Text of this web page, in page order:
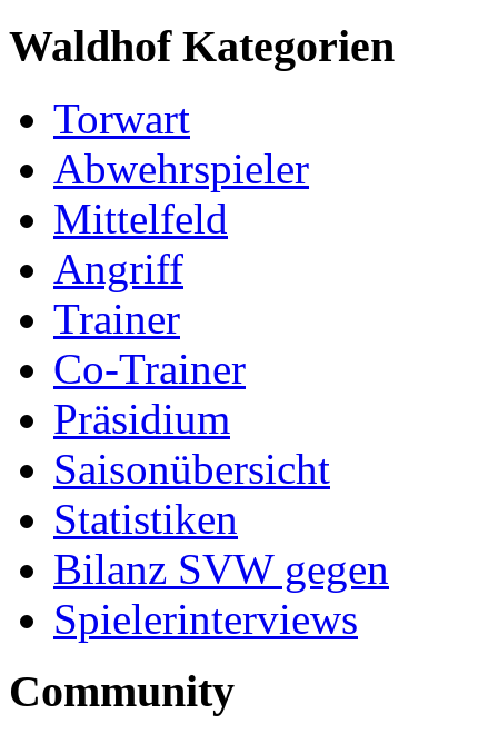
Waldhof Kategorien
Torwart
Abwehrspieler
Mittelfeld
Angriff
Trainer
Co-Trainer
Präsidium
Saisonübersicht
Statistiken
Bilanz SVW gegen
Spielerinterviews
Community